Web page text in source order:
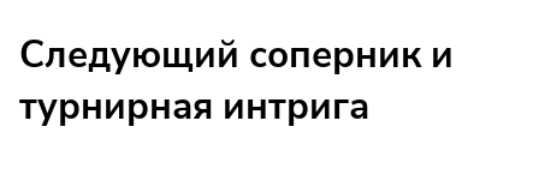
Следующий соперник и
турнирная интрига